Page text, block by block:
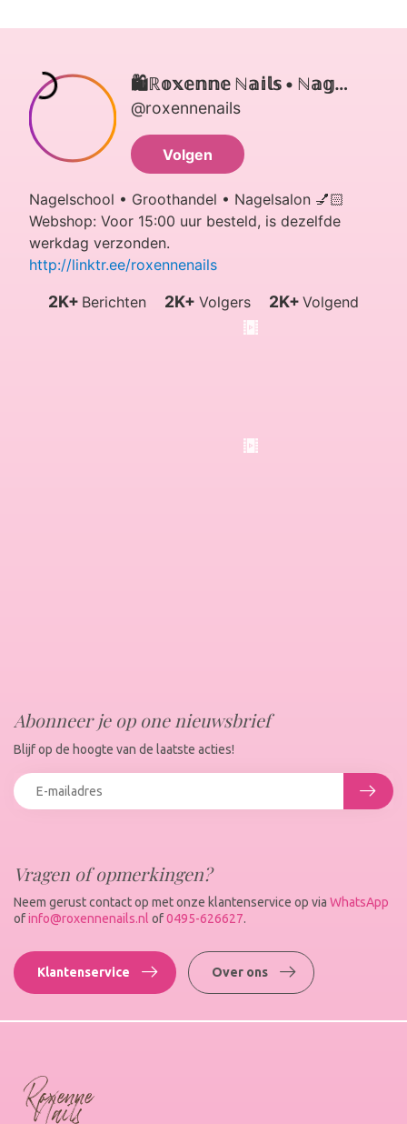
Vragen of opmerkingen?
Neem gerust contact op met onze klantenservice op via WhatsApp
ofinfo@roxennenails.nl of0495-626627.
Klantenservice Over ons
Abonneer je op one nieuwsbrief
Blijf op de hoogte van de laatste acties!